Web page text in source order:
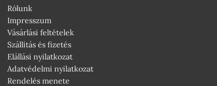
Rólunk
Impresszum
Vásárlási feltételek
Szállítás és fizetés
Elállási nyilatkozat
Adatvédelmi nyilatkozat
Rendelés menete